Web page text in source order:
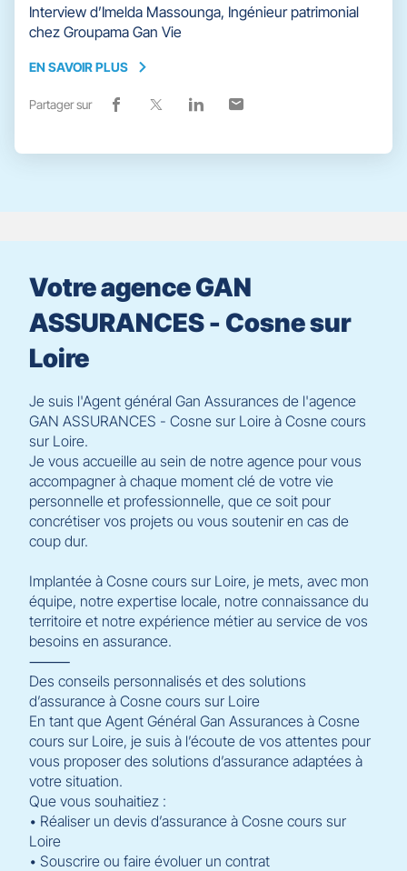
Interview d’Imelda Massounga, Ingénieur patrimonial
chez Groupama Gan Vie
EN SAVOIR PLUS
EN
SAVOIR
PLUS
Partager sur
Lien
partage
(ouvre
une
Lien
partage
(ouvre
une
Lien
partage
(ouvre
une
Lien
partage
(ouvre
une
Votre agence GAN
ASSURANCES - Cosne sur
Loire
Je suis l'Agent général Gan Assurances de l'agence
GAN ASSURANCES - Cosne sur Loire à Cosne cours
sur Loire.
Je vous accueille au sein de notre agence pour vous
accompagner à chaque moment clé de votre vie
personnelle et professionnelle, que ce soit pour
concrétiser vos projets ou vous soutenir en cas de
coup dur.
Implantée à Cosne cours sur Loire, je mets, avec mon
équipe, notre expertise locale, notre connaissance du
territoire et notre expérience métier au service de vos
besoins en assurance.
⸻
Des conseils personnalisés et des solutions
d’assurance à Cosne cours sur Loire
En tant que Agent Général Gan Assurances à Cosne
cours sur Loire, je suis à l’écoute de vos attentes pour
vous proposer des solutions d’assurance adaptées à
votre situation.
Que vous souhaitiez :
• Réaliser un devis d’assurance à Cosne cours sur
Loire
• Souscrire ou faire évoluer un contrat